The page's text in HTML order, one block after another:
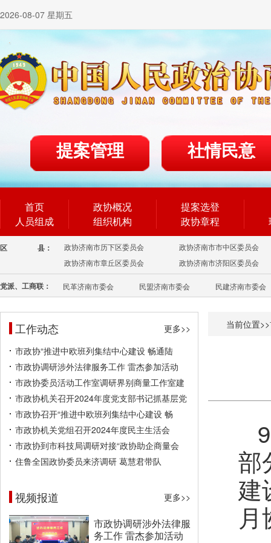
2026-08-07 星期五
提案管理 社情民意
首页
人员组成
政协概况
组织机构
提案选登
政协章程
区 县： 政协济南市历下区委员会
政协济南市市中区委员会
政协济南市章丘区委员会
政协济南市济阳区委员会
党派、工商联： 民革济南市委会 民盟济南市委会 民建济南市委会
工作动态
更多>>
市政协“推进中欧班列集结中心建设 畅通陆
市政协调研涉外法律服务工作 雷杰参加活动
市政协委员活动工作室调研界别商量工作室建
市政协机关召开2024年度党支部书记抓基层党
市政协召开“推进中欧班列集结中心建设 畅
市政协机关党组召开2024年度民主生活会
市政协到市科技局调研对接“政协助企商量会
住鲁全国政协委员来济调研 葛慧君带队
视频报道 更多>>
市政协调研涉外法律服
务工作 雷杰参加活动
当前位置>>
部
建